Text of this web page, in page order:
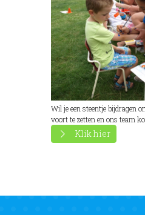
Wil je een steentje bijdragen
voort te zetten en ons team
Klik hier